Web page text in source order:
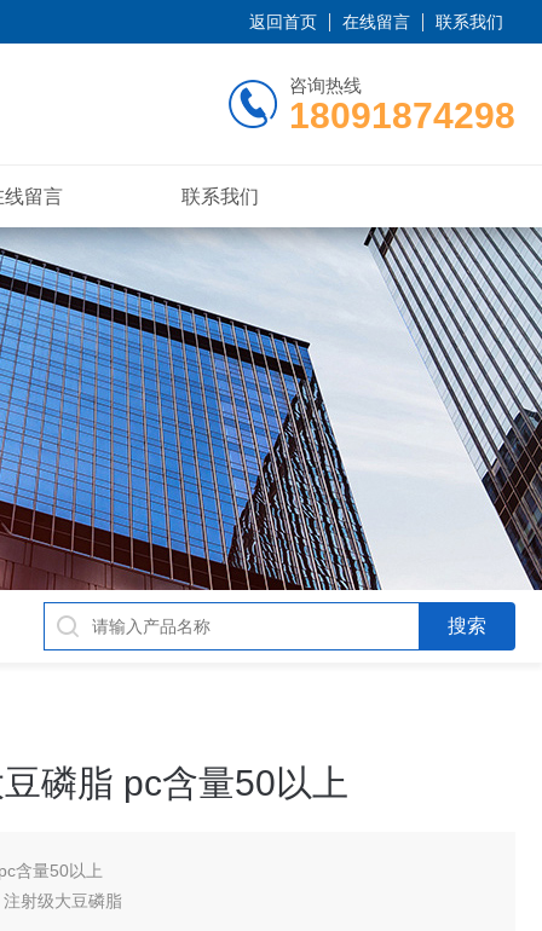
返回首页 在线留言 联系我们
咨询热线
18091874298
线留言 联系我们
磷脂 pc含量50以上
含量50以上
射级大豆磷脂